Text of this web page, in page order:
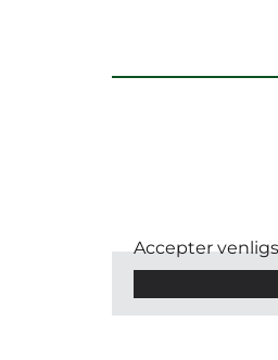
Accepter